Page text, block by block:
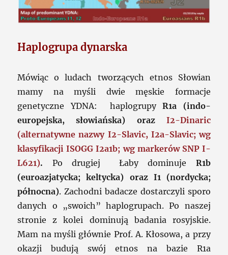
Haplogrupa dynarska
Mówiąc o ludach tworzących etnos Słowian
mamy na myśli dwie męskie formacje
genetyczne YDNA: haplogrupyR1a (indo-
europejska, słowiańska) oraz I2-Dinaric
(alternatywne nazwy I2-Slavic, I2a-Slavic; wg
klasyfikacji ISOGG I2a1b; wg markerów SNP I-
L621). Po drugiej Łaby dominuje R1b
(euroazjatycka; keltycka) oraz I1 (nordycka;
północna). Zachodni badacze dostarczyli sporo
danych o „swoich” haplogrupach. Po naszej
stronie z kolei dominują badania rosyjskie.
Mam na myśli głównie Prof. A. Kłosowa, a przy
okazji budują swój etnos na bazie R1a